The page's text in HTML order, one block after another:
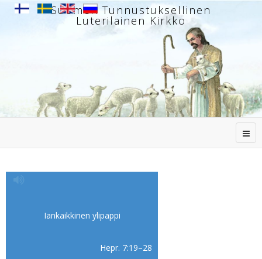
Suomen Tunnustuksellinen
Luterilainen Kirkko
Iankaikkinen ylipappi
Hepr. 7:19–28